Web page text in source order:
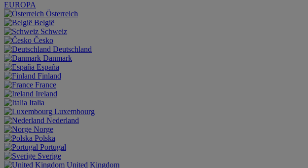
EUROPA
Österreich
België
Schweiz
Česko
Deutschland
Danmark
España
Finland
France
Ireland
Italia
Luxembourg
Nederland
Norge
Polska
Portugal
Sverige
United Kingdom